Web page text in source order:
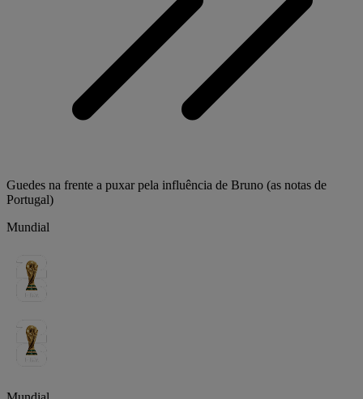
Guedes na frente a puxar pela influência de Bruno (as notas de
Portugal)
Mundial